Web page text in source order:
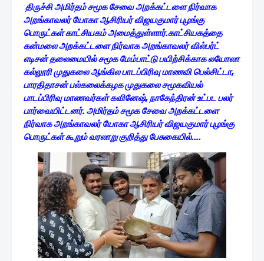
திருச்சி அமிர்தம் சமூக சேவை அறக்கட்டளை நிர்வாக
அறங்காவலர் யோகா ஆசிரியர் விஜயகுமார் புழங்கு
பொருட்கள் காட்சியகம் அமைத்துள்ளார்.காட்சியகத்தை
கன்மலை அறக்கட்டளை நிர்வாக அறங்காவலர் வில்பர்ட்
எடிசன் தலைமையில் சமூக மேம்பாட்டு பயிற்சிக்காக லயோலா
கல்லூரி முதுகலை ஆங்கில பாடப்பிரிவு மாணவி பெல்சிட்டா,
பாரதிதாசன் பல்கலைக்கழக முதுகலை சமூகவியல்
பாடப்பிரிவு மாணவர்கள் கவினேஷ், நாகேந்திரன் உட்பட பலர்
பார்வையிட்டனர். அமிர்தம் சமூக சேவை அறக்கட்டளை
நிர்வாக அறங்காவலர் யோகா ஆசிரியர் விஜயகுமார்புழங்கு
பொருட்கள் கூறும் வரலாறு குறித்து பேசுகையில்....